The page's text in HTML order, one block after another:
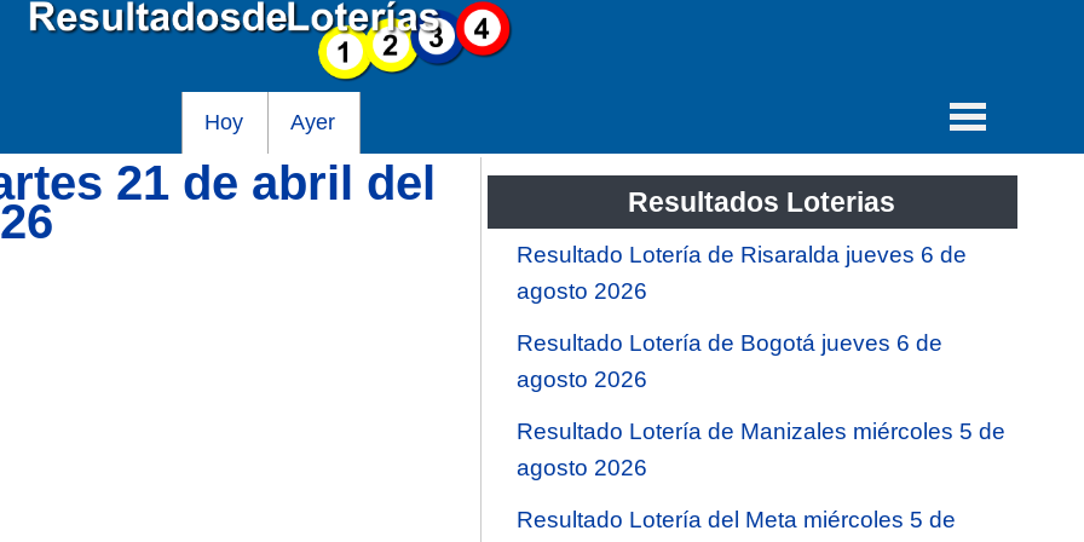
Hoy Ayer
21 de abril del Resultados Loterias
Resultado Lotería de Risaralda jueves 6 de
agosto 2026
Resultado Lotería de Bogotá jueves 6 de
agosto 2026
Resultado Lotería de Manizales miércoles 5 de
agosto 2026
Resultado Lotería del Meta miércoles 5 de